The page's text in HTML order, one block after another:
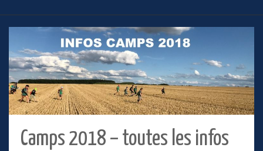
Camps 2018 – toutes les infos